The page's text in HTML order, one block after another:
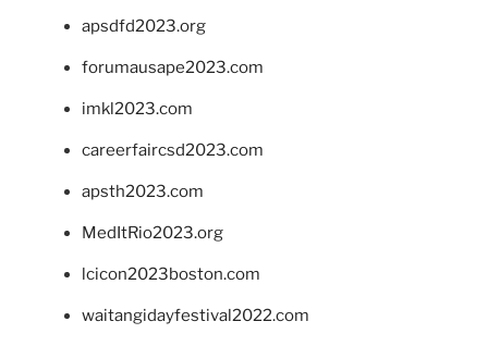
apsdfd2023.org
forumausape2023.com
imkl2023.com
careerfaircsd2023.com
apsth2023.com
MedItRio2023.org
lcicon2023boston.com
waitangidayfestival2022.com